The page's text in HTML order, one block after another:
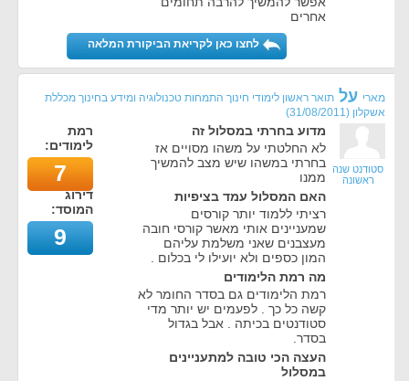
אחרים
לחצו כאן לקריאת הביקורת המלאה
מארי על תואר ראשון לימודי חינוך התמחות טכנולוגיה ומידע בחינוך מכללת
אשקלון (
31/08/2011
)
סטודנט שנה
ראשונה
מדוע בחרתי במסלול זה
לא החלטתי על משהו מסויים אז
בחרתי במשהו שיש מצב להמשיך
ממנו
האם המסלול עמד בציפיות
רציתי ללמוד יותר קורסים
שמעניינים אותי מאשר קורסי חובה
מעצבנים שאני משלמת עליהם
המון כספים ולא יועילו לי בכלום .
מה רמת הלימודים
רמת הלימודים גם בסדר החומר לא
קשה כל כך . לפעמים יש יותר מדי
סטודנטים בכיתה . אבל בגדול
בסדר.
העצה הכי טובה למתעניינים
במסלול
רמת
לימודים:
7
דירוג
המוסד:
9